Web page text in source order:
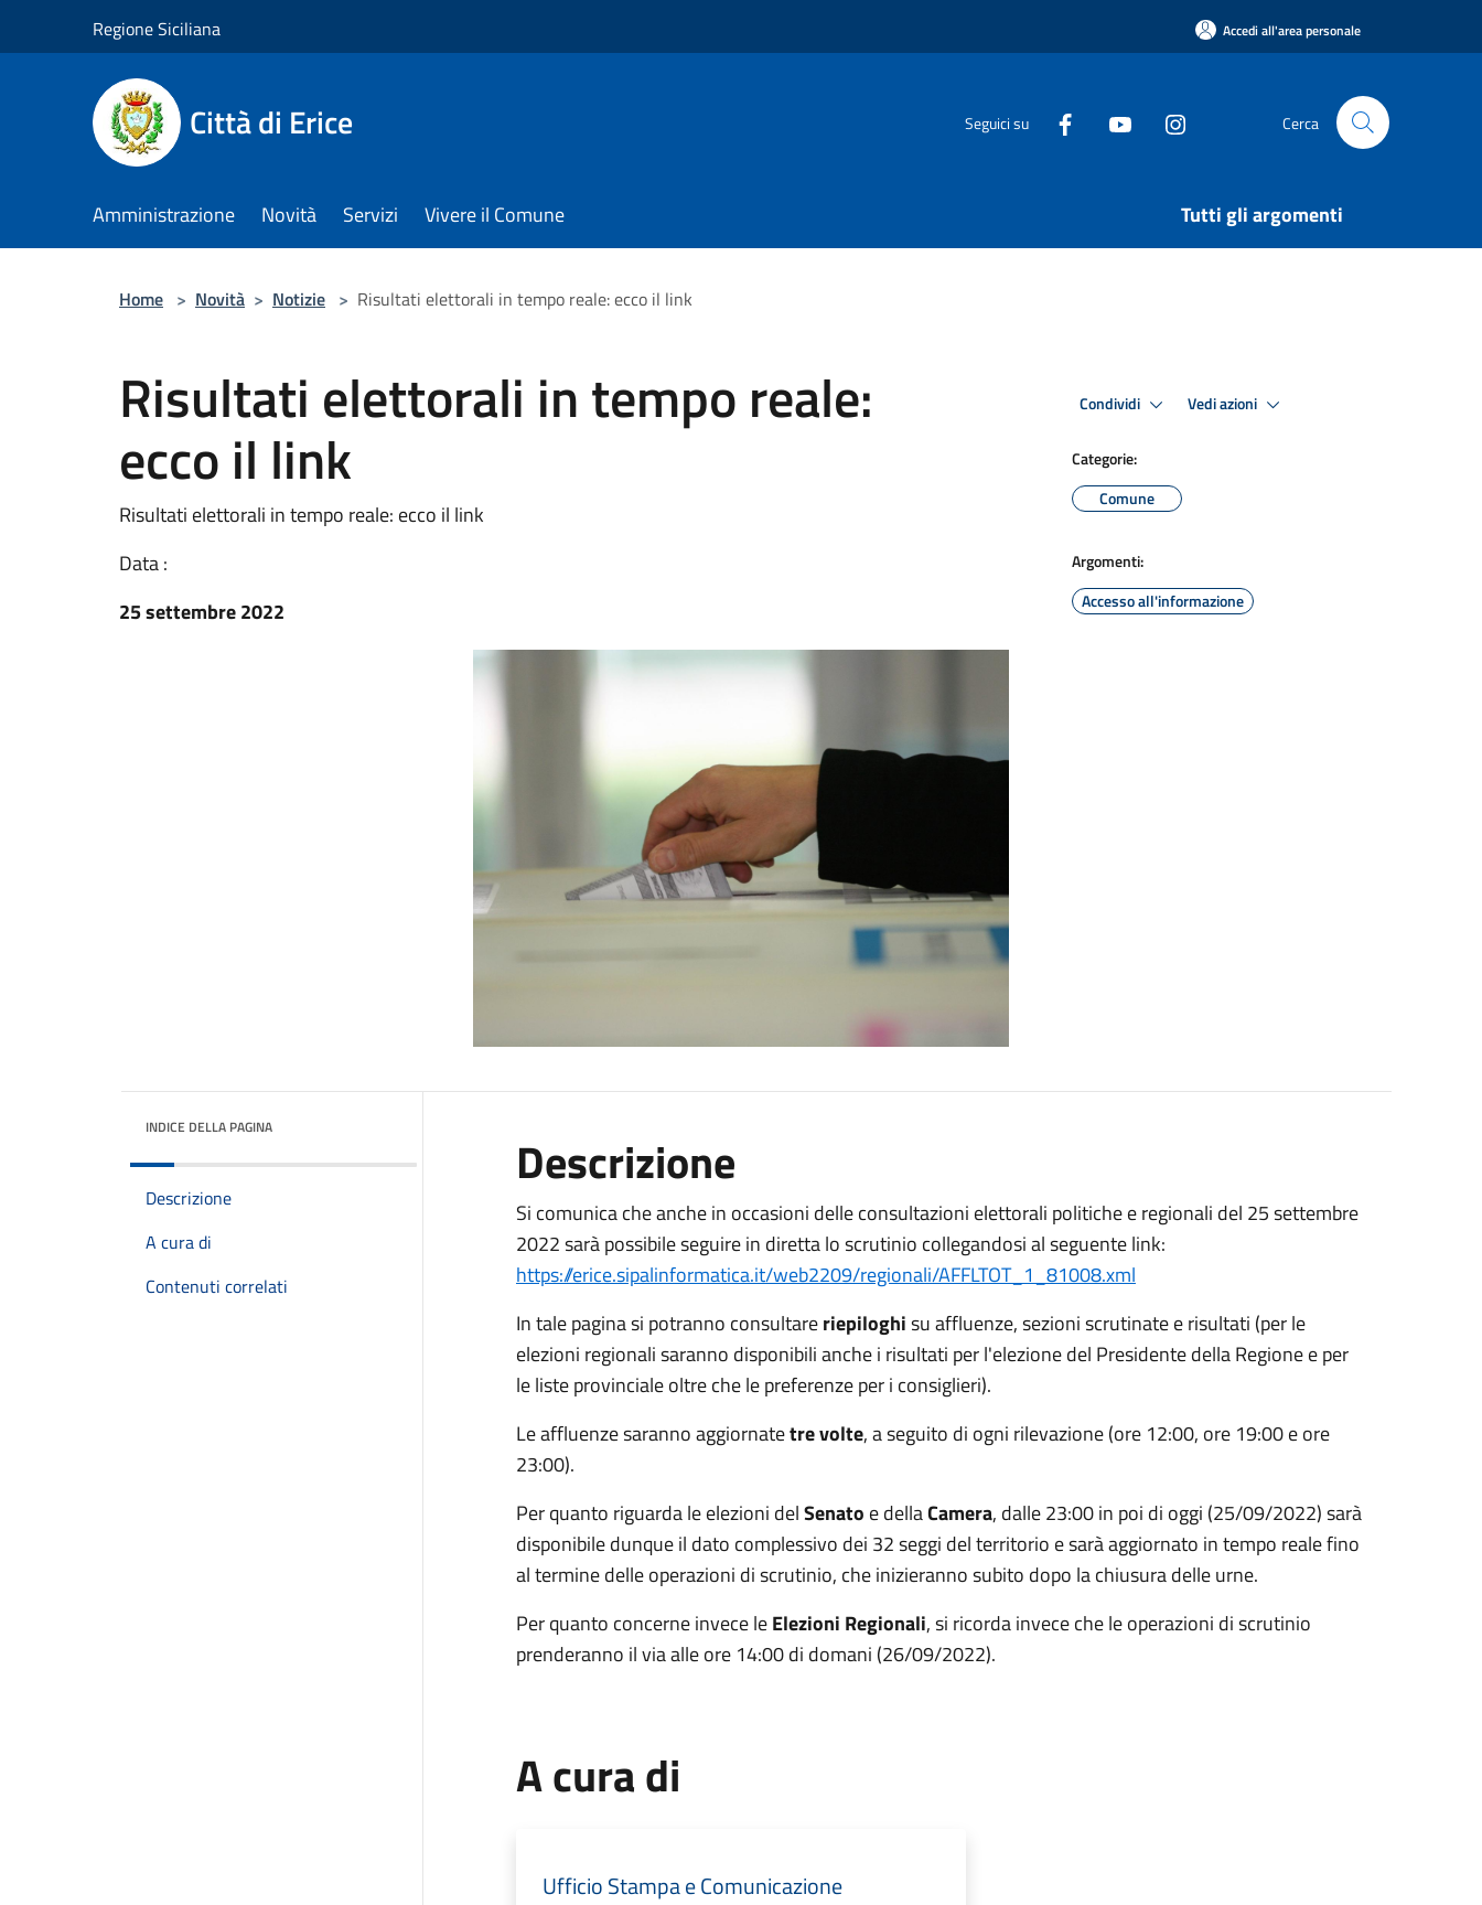
Regione Siciliana Accedi all'area personale
Città di Erice Seguici su Cerca
Amministrazione Novità Servizi Vivere il Comune Tutti gli argomenti
Home > Novità > Notizie > Risultati elettorali in tempo reale: ecco il link
Risultati elettorali in tempo reale:
ecco il link
Risultati elettorali in tempo reale: ecco il link
Data :
25 settembre 2022
Condividi Vedi azioni
Categorie:
Comune
Argomenti:
Accesso all'informazione
INDICE DELLA PAGINA
Descrizione
A cura di
Contenuti correlati
Descrizione
Si comunica che anche in occasioni delle consultazioni elettorali politiche e regionali del 25 settembre
2022 sarà possibile seguire in diretta lo scrutinio collegandosi al seguente link:
https://erice.sipalinformatica.it/web2209/regionali/AFFLTOT_1_81008.xml
In tale pagina si potranno consultareriepiloghisu affluenze, sezioni scrutinate e risultati (per le
elezioni regionali saranno disponibili anche i risultati per l'elezione del Presidente della Regione e per
le liste provinciale oltre che le preferenze per i consiglieri).
Le affluenze saranno aggiornatetre volte, a seguito di ogni rilevazione (ore 12:00, ore 19:00 e ore
23:00).
Per quanto riguarda le elezioni delSenato e dellaCamera, dalle 23:00 in poi di oggi (25/09/2022) sarà
disponibile dunque il dato complessivo dei 32 seggi del territorio e sarà aggiornato in tempo reale fino
al termine delle operazioni di scrutinio, che inizieranno subito dopo la chiusura delle urne.
Per quanto concerne invece leElezioni Regionali, si ricorda invece che le operazioni di scrutinio
prenderanno il via alle ore 14:00 di domani (26/09/2022).
A cura di
Ufficio Stampa e Comunicazione